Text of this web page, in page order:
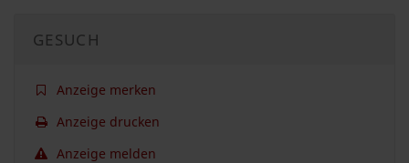
GESUCH
Anzeige merken
Anzeige drucken
Anzeige melden